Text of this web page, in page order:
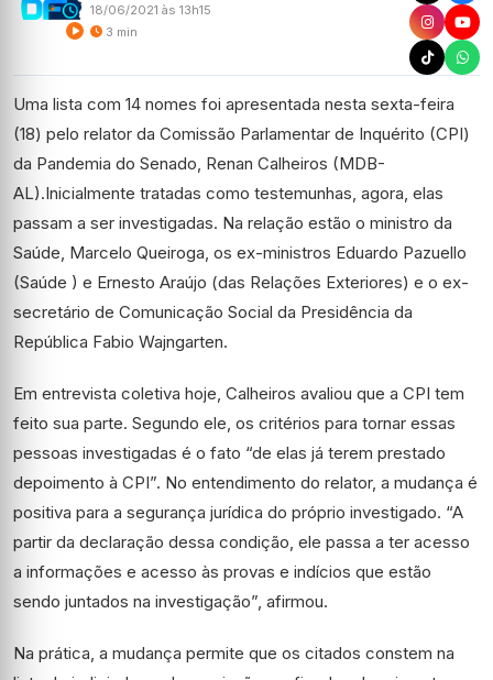
18/06/2021 às 13h15
3 min
Uma lista com 14 nomes foi apresentada nesta sexta-feira
(18) pelo relator da Comissão Parlamentar de Inquérito (CPI)
da Pandemia do Senado, Renan Calheiros (MDB-
AL).Inicialmente tratadas como testemunhas, agora, elas
passam a ser investigadas. Na relação estão o ministro da
Saúde, Marcelo Queiroga, os ex-ministros Eduardo Pazuello
(Saúde ) e Ernesto Araújo (das Relações Exteriores) e o ex-
secretário de Comunicação Social da Presidência da
República Fabio Wajngarten.
Em entrevista coletiva hoje, Calheiros avaliou que a CPI tem
feito sua parte. Segundo ele, os critérios para tornar essas
pessoas investigadas é o fato “de elas já terem prestado
depoimento à CPI”. No entendimento do relator, a mudança é
positiva para a segurança jurídica do próprio investigado. “A
partir da declaração dessa condição, ele passa a ter acesso
a informações e acesso às provas e indícios que estão
sendo juntados na investigação”, afirmou.
Na prática, a mudança permite que os citados constem na